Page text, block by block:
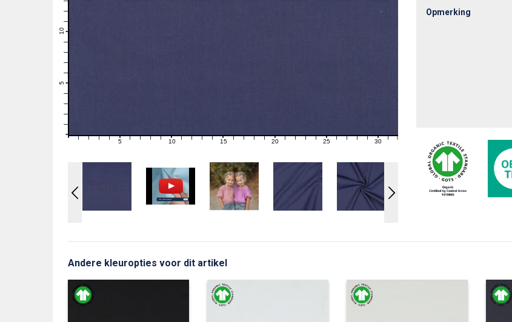
10
11
12
1 2 3 4 6 7 8 9 11 12 13 14 16 17 18 19 21 22 23 24 26 27 28 29 31
Opmerking
Andere kleuropties voor dit artikel